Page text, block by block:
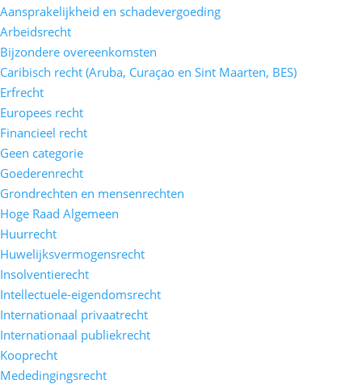
Aansprakelijkheid en schadevergoeding
Arbeidsrecht
Bijzondere overeenkomsten
Caribisch recht (Aruba, Curaçao en Sint Maarten, BES)
Erfrecht
Europees recht
Financieel recht
Geen categorie
Goederenrecht
Grondrechten en mensenrechten
Hoge Raad Algemeen
Huurrecht
Huwelijksvermogensrecht
Insolventierecht
Intellectuele-eigendomsrecht
Internationaal privaatrecht
Internationaal publiekrecht
Kooprecht
Mededingingsrecht